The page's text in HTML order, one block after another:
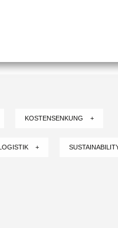
KOSTENSENKUNG +
+